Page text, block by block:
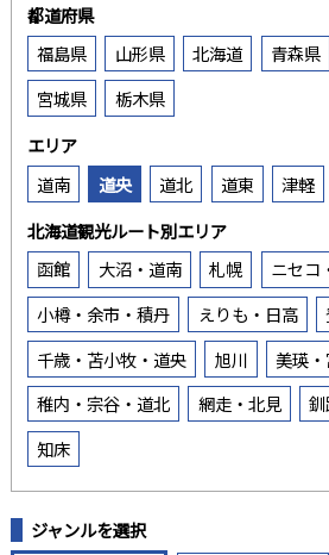
都道府県
福島県
山形県 北海道 青森県
宮城県
栃木県
エリア
道南
道央 道北 道東 津軽
北海道観光ルート別エリア
函館
大沼・道南 札幌
ニセコ
小樽・余市・積丹
えりも・日高
千歳・苫小牧・道央
旭川 美瑛
稚内・宗谷・道北
網走・北見
知床
ジャンルを選択